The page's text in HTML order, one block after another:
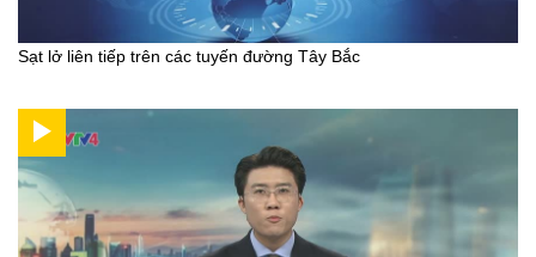
Sạt lở liên tiếp trên các tuyến đường Tây Bắc